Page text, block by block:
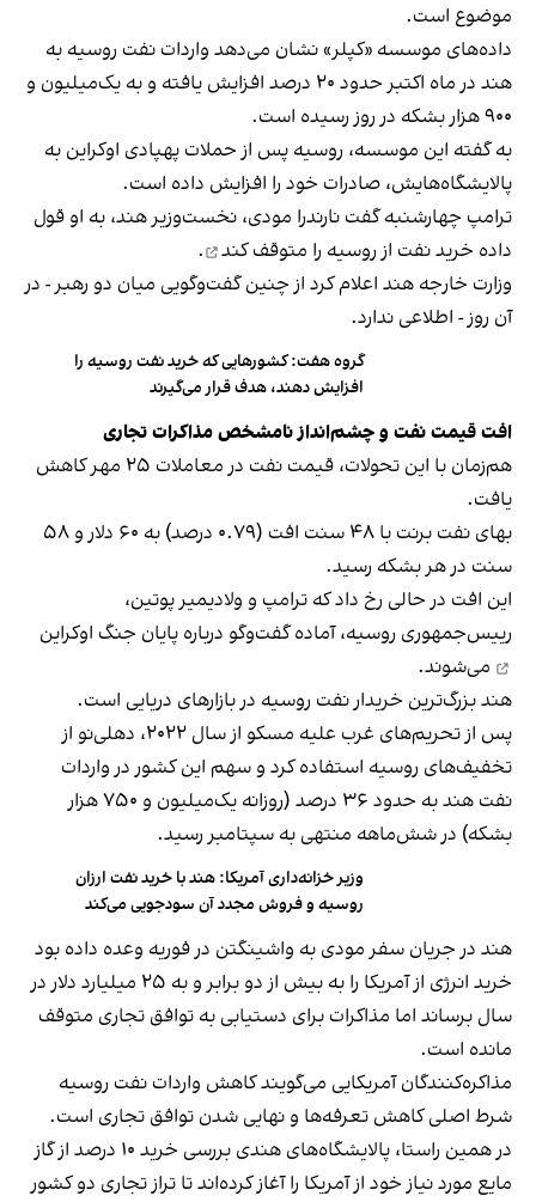
موضوع است.
داده‌های موسسه «کپلر» نشان می‌دهد واردات نفت روسیه به
هند در ماه اکتبر حدود ۲۰ درصد افزایش یافته و به یک‌میلیون و
۹۰۰ هزار بشکه در روز رسیده است.
به گفته این موسسه، روسیه پس از حملات پهپادی اوکراین به
پالایشگاه‌هایش، صادرات خود را افزایش داده است.
ترامپ چهارشنبه گفت نارندرا مودی، نخست‌وزیر هند، به او قول
داده خرید نفت از روسیه را متوقف کند
.
وزارت خارجه هند اعلام کرد از چنین گفت‌وگویی میان دو رهبر - در
آن روز - اطلاعی ندارد.
گروه هفت: کشورهایی که خرید نفت روسیه را
افزایش دهند، هدف قرار می‌گیرند
افت قیمت نفت و چشم‌انداز نامشخص مذاکرات تجاری
هم‌زمان با این تحولات، قیمت نفت در معاملات ۲۵ مهر کاهش
یافت.
بهای نفت برنت با ۴۸ سنت افت (۰.۷۹ درصد) به ۶۰ دلار و ۵۸
سنت در هر بشکه رسید.
این افت در حالی رخ داد که ترامپ و ولادیمیر پوتین،
رییس‌جمهوری روسیه، آمادهگفت‌وگو درباره پایان جنگ اوکراین
می‌شوند.
هند بزرگ‌ترین خریدار نفت روسیه در بازارهای دریایی است.
پس از تحریم‌های غرب علیه مسکو از سال ۲۰۲۲، دهلی‌نو از
تخفیف‌های روسیه استفاده کرد و سهم این کشور در واردات
نفت هند به حدود ۳۶ درصد (روزانه یک‌میلیون و ۷۵۰ هزار
بشکه) در شش‌ماهه منتهی به سپتامبر رسید.
وزیر خزانه‌داری آمریکا: هند با خرید نفت ارزان
روسیه و فروش مجدد آن سودجویی می‌کند
هند در جریان سفر مودی به واشینگتن در فوریه وعده داده بود
خرید انرژی از آمریکا را به بیش از دو برابر و به ۲۵ میلیارد دلار در
سال برساند اما مذاکرات برای دستیابی به توافق تجاری متوقف
مانده است.
مذاکره‌کنندگان آمریکایی می‌گویند کاهش واردات نفت روسیه
شرط اصلی کاهش تعرفه‌ها و نهایی شدن توافق تجاری است.
در همین راستا، پالایشگاه‌های هندی بررسی خرید ۱۰ درصد از گاز
مایع مورد نیاز خود از آمریکا را آغاز کرده‌اند تا تراز تجاری دو کشور